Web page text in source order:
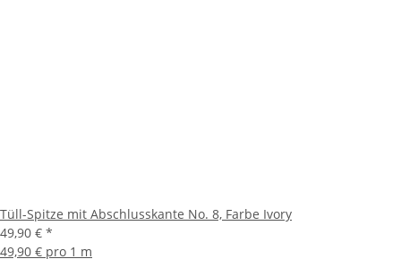
Tüll-Spitze mit Abschlusskante No. 8, Farbe Ivory
49,90 € *
49,90 € pro 1 m